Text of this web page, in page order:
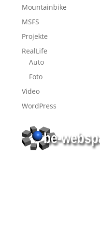
Mountainbike
MSFS
Projekte
RealLife
Auto
Foto
Video
WordPress